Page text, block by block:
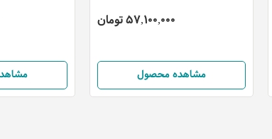
57,100,000 تومان
مشاهده محصول